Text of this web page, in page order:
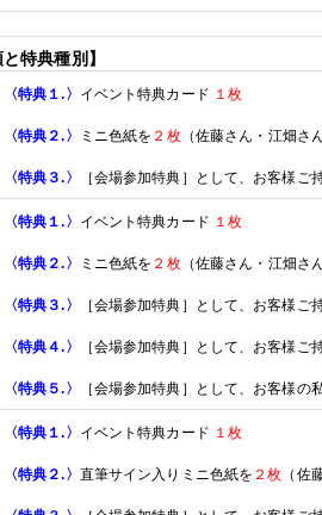
特典種別】
〈特典１. 〉 イベント特典カード １枚
〈特典２. 〉 ミニ色紙を ２枚（佐藤さん・江畑さ
〈特典３. 〉 ［会場参加特典］として、 お客様ご
〈特典１. 〉 イベント特典カード １枚
〈特典２. 〉 ミニ色紙を ２枚（佐藤さん・江畑さ
〈特典３. 〉 ［会場参加特典］として、 お客様ご
〈特典４. 〉 ［会場参加特典］として、 お客様ご
〈特典５. 〉 ［会場参加特典］として、 お客様の
〈特典１. 〉 イベント特典カード １枚
〈特典２. 〉 直筆サイン入りミニ色紙を ２枚 （ 佐